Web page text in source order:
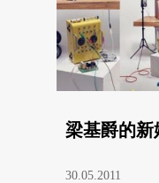
梁基爵的新
30.05.2011